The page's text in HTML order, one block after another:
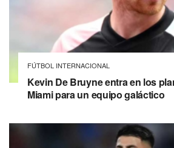
FÚTBOL INTERNACIONAL
Kevin De Bruyne entra en los
Miami para un equipo galáctico